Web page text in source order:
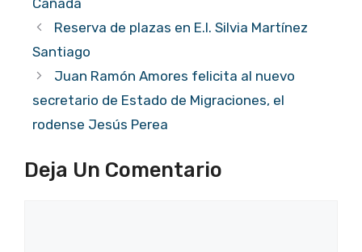
Cañada
Reserva de plazas en E.I. Silvia Martínez
Santiago
Juan Ramón Amores felicita al nuevo
secretario de Estado de Migraciones, el
rodense Jesús Perea
Deja Un Comentario